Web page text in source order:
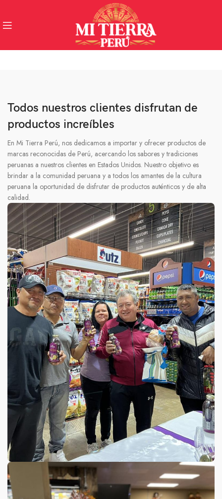
Todos nuestros clientes disfrutan de
productos increíbles
En Mi Tierra Perú, nos dedicamos a importar y ofrecer productos de
marcas reconocidas de Perú, acercando los sabores y tradiciones
peruanas a nuestros clientes en Estados Unidos. Nuestro objetivo es
brindar a la comunidad peruana y a todos los amantes de la cultura
peruana la oportunidad de disfrutar de productos auténticos y de alta
calidad.